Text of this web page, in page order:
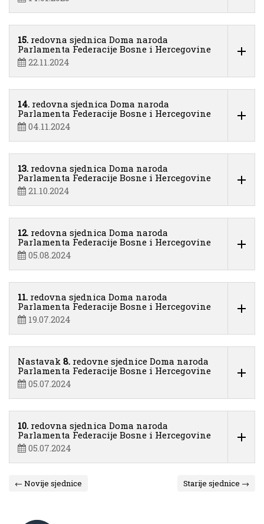
15. redovna sjednica Doma naroda
Parlamenta Federacije Bosne i Hercegovine
22.11.2024
14. redovna sjednica Doma naroda
Parlamenta Federacije Bosne i Hercegovine
04.11.2024
13. redovna sjednica Doma naroda
Parlamenta Federacije Bosne i Hercegovine
21.10.2024
12. redovna sjednica Doma naroda
Parlamenta Federacije Bosne i Hercegovine
05.08.2024
11. redovna sjednica Doma naroda
Parlamenta Federacije Bosne i Hercegovine
19.07.2024
Nastavak 8. redovne sjednice Doma naroda
Parlamenta Federacije Bosne i Hercegovine
05.07.2024
10. redovna sjednica Doma naroda
Parlamenta Federacije Bosne i Hercegovine
05.07.2024
← Novije sjednice Starije sjednice →